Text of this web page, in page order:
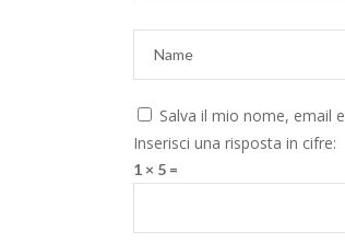
Salva il mio nome, email
Inserisci una risposta in cifre:
1 × 5 =